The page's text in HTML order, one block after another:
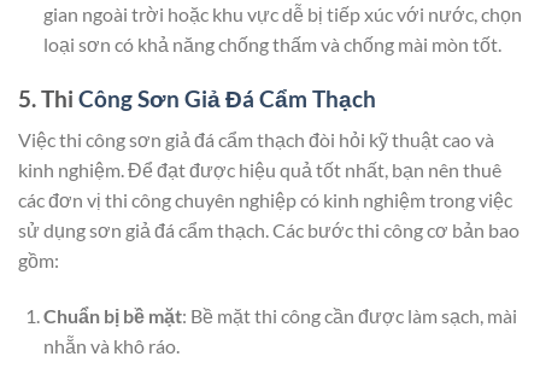
gian ngoài trời hoặc khu vực dễ bị tiếp xúc với nước, chọn
loại sơn có khả năng chống thấm và chống mài mòn tốt.
5. Thi Công Sơn Giả Đá Cẩm Thạch
Việc thi công sơn giả đá cẩm thạch đòi hỏi kỹ thuật cao và
kinh nghiệm. Để đạt được hiệu quả tốt nhất, bạn nên thuê
các đơn vị thi công chuyên nghiệp có kinh nghiệm trong việc
sử dụng sơn giả đá cẩm thạch. Các bước thi công cơ bản bao
gồm:
Chuẩn bị bề mặt: Bề mặt thi công cần được làm sạch, mài
nhẵn và khô ráo.